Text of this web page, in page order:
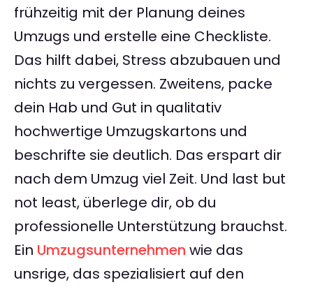
frühzeitig mit der Planung deines
Umzugs und erstelle eine Checkliste.
Das hilft dabei, Stress abzubauen und
nichts zu vergessen. Zweitens, packe
dein Hab und Gut in qualitativ
hochwertige Umzugskartons und
beschrifte sie deutlich. Das erspart dir
nach dem Umzug viel Zeit. Und last but
not least, überlege dir, ob du
professionelle Unterstützung brauchst.
Ein Umzugsunternehmen wie das
unsrige, das spezialisiert auf den